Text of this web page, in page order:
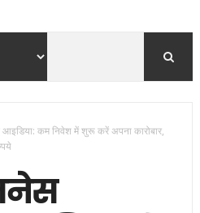
कम निवेश में शुरू करें अपना कारोबार,